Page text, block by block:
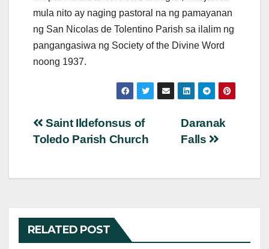
mula nito ay naging pastoral na ng pamayanan
ng San Nicolas de Tolentino Parish sa ilalim ng
pangangasiwa ng Society of the Divine Word
noong 1937.
Post
Daranak
Falls
Saint Ildefonsus of
Toledo Parish Church
RELATED POST